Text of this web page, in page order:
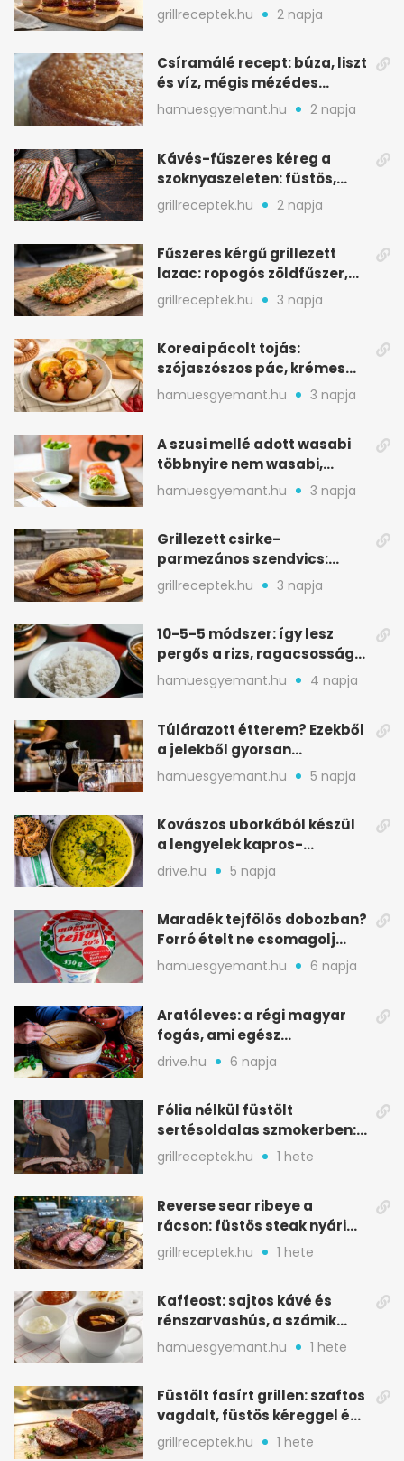
sobrasadával: csípős-
mézes falatkák
grillreceptek.hu 2 napja
Csíramálé recept: búza, liszt
és víz, mégis mézédes
sütemény
hamuesgyemant.hu 2 napja
Kávés-fűszeres kéreg a
szoknyaszeleten: füstös,
csokoládés mélység
grillreceptek.hu 2 napja
Fűszeres kérgű grillezett
lazac: ropogós zöldfűszer,
szaftos belső
grillreceptek.hu 3 napja
Koreai pácolt tojás:
szójaszószos pác, krémes
sárgája, pár óra alatt
hamuesgyemant.hu 3 napja
A szusi mellé adott wasabi
többnyire nem wasabi,
hanem fűszerkeverék
hamuesgyemant.hu 3 napja
Grillezett csirke-
parmezános szendvics:
ropogós csirke, olvadó sajt
grillreceptek.hu 3 napja
10-5-5 módszer: így lesz
pergős a rizs, ragacsosság
nélkül
hamuesgyemant.hu 4 napja
Túlárazott étterem? Ezekből
a jelekből gyorsan
észreveheted
hamuesgyemant.hu 5 napja
Kovászos uborkából készül
a lengyelek kapros-
savanykás levese
drive.hu 5 napja
Maradék tejfölös dobozban?
Forró ételt ne csomagolj
ilyen tégelybe
hamuesgyemant.hu 6 napja
Aratóleves: a régi magyar
fogás, ami egész
csapatokat jóllakatott
drive.hu 6 napja
Fólia nélkül füstölt
sertésoldalas szmokerben:
ropogós bark, 6 óra
grillreceptek.hu 1 hete
Reverse sear ribeye a
rácson: füstös steak nyári
tökkebabbal
grillreceptek.hu 1 hete
Kaffeost: sajtos kávé és
rénszarvashús, a számik
melegítő itala
hamuesgyemant.hu 1 hete
Füstölt fasírt grillen: szaftos
vagdalt, füstös kéreggel és
BBQ mázzal
grillreceptek.hu 1 hete